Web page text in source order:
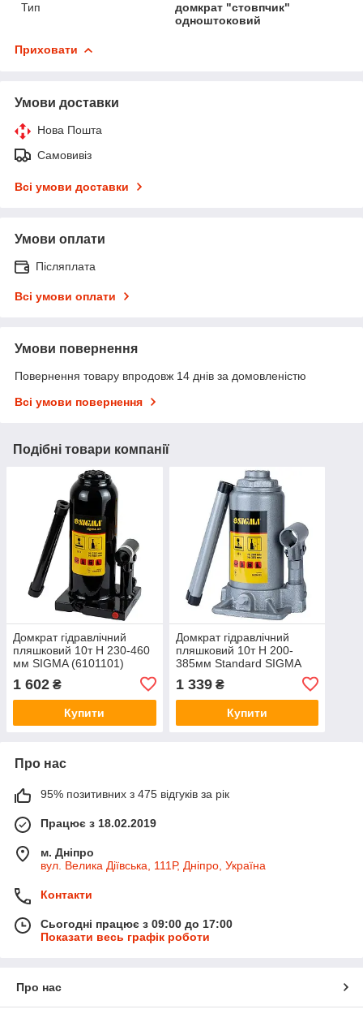
Тип
домкрат "стовпчик"
одноштоковий
Приховати
Умови доставки
Нова Пошта
Самовивіз
Всі умови доставки
Умови оплати
Післяплата
Всі умови оплати
Умови повернення
Повернення товару впродовж 14 днів за домовленістю
Всі умови повернення
Подібні товари компанії
Домкрат гідравлічний
пляшковий 10т H 230-460
мм SIGMA (6101101)
1 602 ₴
Купити
Домкрат гідравлічний
пляшковий 10т H 200-
385мм Standard SIGMA
1 339₴
Купити
Про нас
95% позитивних з 475 відгуків за рік
Працює з 18.02.2019
м. Дніпро
вул. Велика Діївська, 111Р, Дніпро, Україна
Контакти
Сьогодні працює з 09:00 до 17:00
Показати весь графік роботи
Про нас